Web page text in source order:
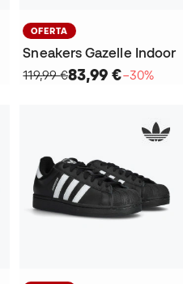
OFERTA
Sneakers Gazelle Indoor
119,99 €83,99 €−30%